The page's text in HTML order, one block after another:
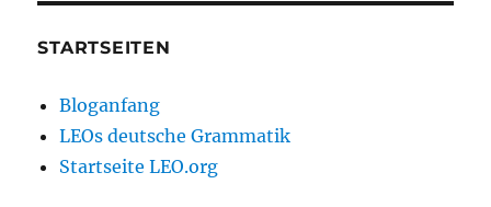
STARTSEITEN
Bloganfang
LEOs deutsche Grammatik
Startseite LEO.org